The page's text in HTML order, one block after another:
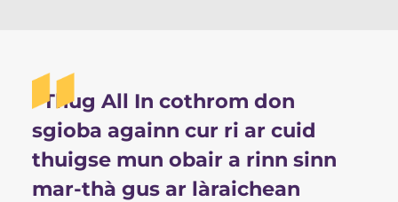
“Thug All In cothrom don
sgioba againn cur ri ar cuid
thuigse mun obair a rinn sinn
mar-thà gus ar làraichean